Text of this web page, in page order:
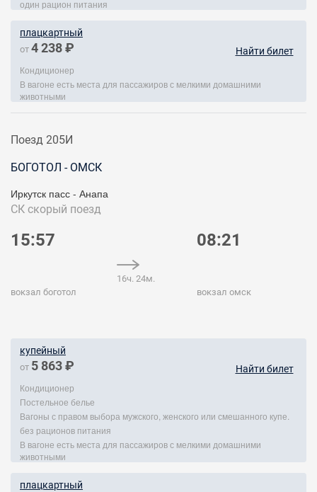
один рацион питания
плацкартный
от 4 238 ₽ Найти билет
Кондиционер
В вагоне есть места для пассажиров с мелкими домашними
животными
Поезд 205И
БОГОТОЛ - ОМСК
Иркутск пасс - Анапа
СК скорый поезд
15:57
вокзал боготол
16ч. 24м.
08:21
вокзал омск
купейный
от 5 863 ₽ Найти билет
Кондиционер
Постельное белье
Вагоны с правом выбора мужского, женского или смешанного купе.
без рационов питания
В вагоне есть места для пассажиров с мелкими домашними
животными
плацкартный